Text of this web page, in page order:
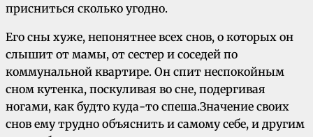
присниться сколько угодно.
Его сны хуже, непонятнее всех снов, о которых он
слышит от мамы, от сестер и соседей по
коммунальной квартире. Он спит неспокойным
сном кутенка, поскуливая во сне, подергивая
ногами, как будто куда-то спеша.Значение своих
снов ему трудно объяснить и самому себе, и другим